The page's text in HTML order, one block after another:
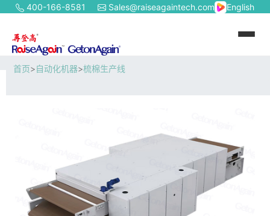
400-166-8581 Sales@raiseagaintech.com English
首页>自动化机器>梳棉生产线